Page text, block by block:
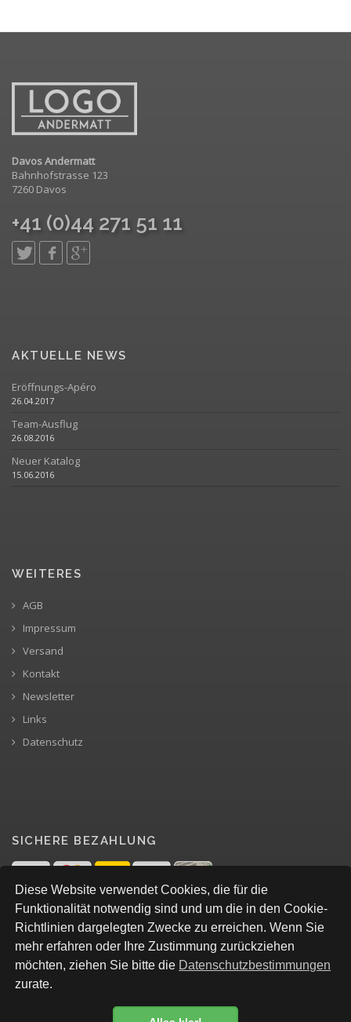
Diese Website verwendet Cookies, die für die
Funktionalität notwendig sind und um die in den Cookie-
Richtlinien dargelegten Zwecke zu erreichen. Wenn Sie
mehr erfahren oder Ihre Zustimmung zurückziehen
möchten, ziehen Sie bitte die Datenschutzbestimmungen
zurate.
Davos Andermatt
Bahnhofstrasse 123
7260 Davos
+41 (0)44 271 51 11
AKTUELLE NEWS
Eröffnungs-Apéro
26.04.2017
Team-Ausflug
26.08.2016
Neuer Katalog
15.06.2016
WEITERES
AGB
Impressum
Versand
Kontakt
Newsletter
Links
Datenschutz
SICHERE BEZAHLUNG